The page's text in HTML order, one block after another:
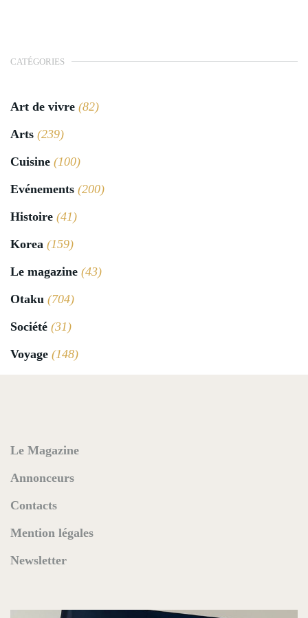
CATÉGORIES
Art de vivre (82)
Arts (239)
Cuisine (100)
Evénements (200)
Histoire (41)
Korea (159)
Le magazine (43)
Otaku (704)
Société (31)
Voyage (148)
Le Magazine
Annonceurs
Contacts
Mention légales
Newsletter